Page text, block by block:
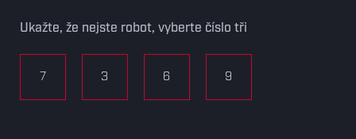
Ukažte, že nejste robot, vyberte číslo tři
7 3 6 9